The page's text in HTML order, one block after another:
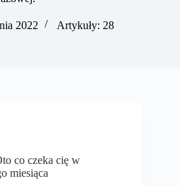
2022 Artykuły: 28
co czeka cię w
miesiąca